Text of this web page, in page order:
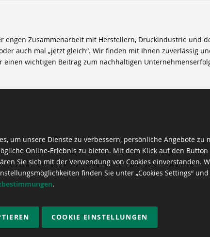
engen Zusammenarbeit mit Herstellern, Druckindustrie und
auch mal „jetzt gleich“. Wir finden mit Ihnen zuverlässig
wichtigen Beitrag zum nachhaltigen
um unsere Dienste zu verbessern, persönliche Angebote zu
Online-Erlebnis zu bieten. Mit dem Klick auf den Button
Sie sich mit der Verwendung von Cookies einverstanden.
finden Sie unter „Cookies Settings“
.
COOKIE EINSTELLUNGEN